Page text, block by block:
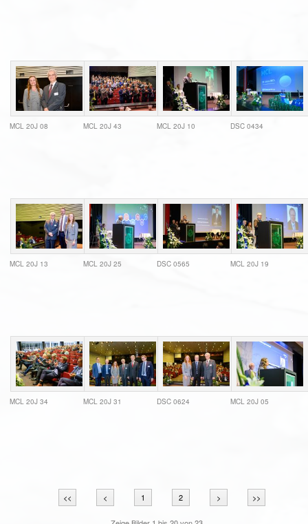
MCL 20J 08 MCL 20J 43 MCL 20J 10 DSC 0434
MCL 20J 13 MCL 20J 25 DSC 0565 MCL 20J 19
MCL 20J 34 MCL 20J 31 DSC 0624 MCL 20J 05
<< < 1 2 > >>